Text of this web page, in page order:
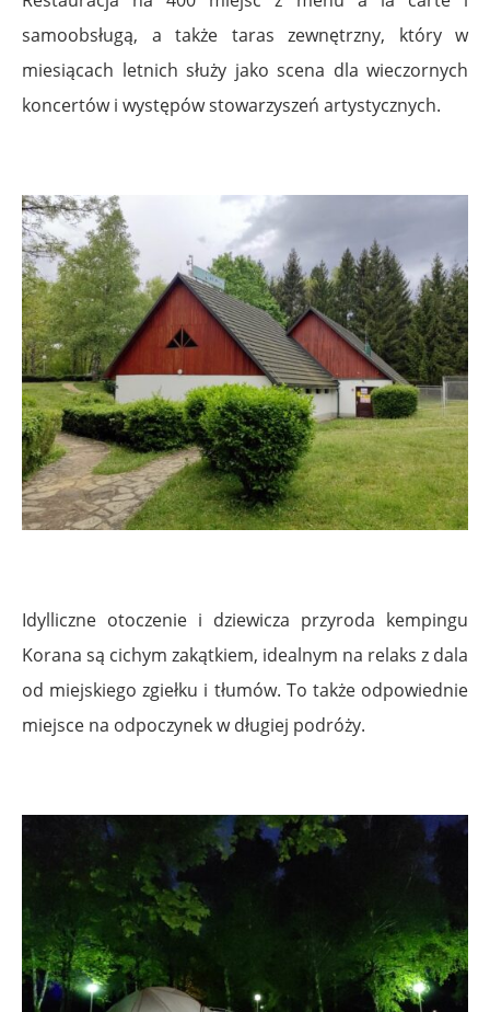
samoobsługą, a także taras zewnętrzny, który w
miesiącach letnich służy jako scena dla wieczornych
koncertów i występów stowarzyszeń artystycznych.
Idylliczne otoczenie i dziewicza przyroda kempingu
Korana są cichym zakątkiem, idealnym na relaks z dala
od miejskiego zgiełku i tłumów. To także odpowiednie
miejsce na odpoczynek w długiej podróży.